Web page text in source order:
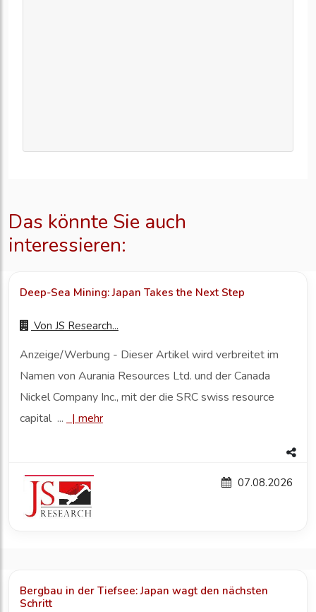
Das könnte Sie auch
interessieren:
Deep-Sea Mining: Japan Takes the Next Step
Von JS Research...
Anzeige/Werbung - Dieser Artikel wird verbreitet im
Namen von Aurania Resources Ltd. und der Canada
Nickel Company Inc., mit der die SRC swiss resource
capital ...
| mehr
07.08.2026
Bergbau in der Tiefsee: Japan wagt den nächsten
Schritt